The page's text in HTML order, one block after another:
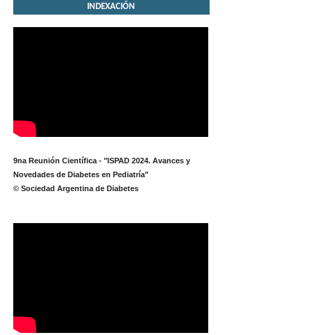
INDEXACIÓN
9na Reunión Científica - "ISPAD 2024. Avances y
Novedades de Diabetes en Pediatría"
© Sociedad Argentina de Diabetes